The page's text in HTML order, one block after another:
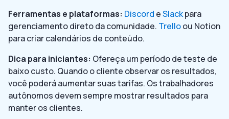
Ferramentas e plataformas: Discord eSlackpara
gerenciamento direto da comunidade. Trelloou Notion
para criar calendários de conteúdo.
Dica para iniciantes: Ofereça um período de teste de
baixo custo. Quando o cliente observar os resultados,
você poderá aumentar suas tarifas. Os trabalhadores
autônomos devem sempre mostrar resultados para
manter os clientes.